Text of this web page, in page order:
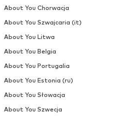
About You Chorwacja
About You Szwajcaria (it)
About You Litwa
About You Belgia
About You Portugalia
About You Estonia (ru)
About You Słowacja
About You Szwecja